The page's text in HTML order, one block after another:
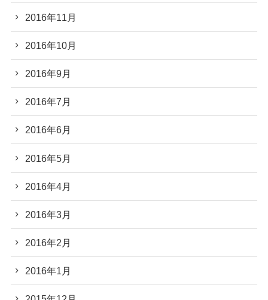
2016年11月
2016年10月
2016年9月
2016年7月
2016年6月
2016年5月
2016年4月
2016年3月
2016年2月
2016年1月